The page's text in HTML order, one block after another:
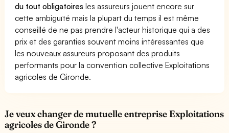
du tout obligatoires les assureurs jouent encore sur
cette ambiguïté mais la plupart du temps il est même
conseillé de ne pas prendre l'acteur historique qui a des
prix et des garanties souvent moins intéressantes que
les nouveaux assureurs proposant des produits
performants pour la convention collective Exploitations
agricoles de Gironde.
Je veux changer de mutuelle entreprise Exploitations
agricoles de Gironde ?